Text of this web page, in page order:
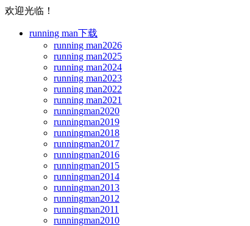
欢迎光临！
running man下载
running man2026
running man2025
running man2024
running man2023
running man2022
running man2021
runningman2020
runningman2019
runningman2018
runningman2017
runningman2016
runningman2015
runningman2014
runningman2013
runningman2012
runningman2011
runningman2010